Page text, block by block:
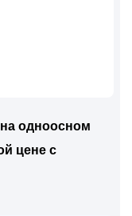
одноосном
цене с